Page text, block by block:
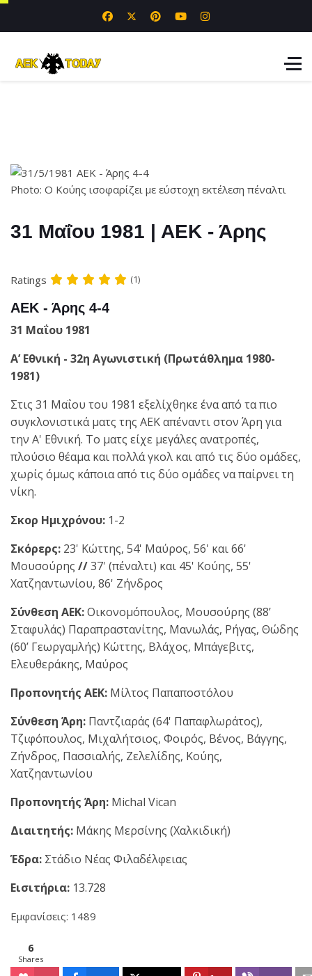
Photo: Ο Κούης ισοφαρίζει με εύστοχη εκτέλεση πέναλτι
31 Μαΐου 1981 | ΑΕΚ - Άρης
Ratings (1)
ΑΕΚ - Άρης 4-4
31 Μαΐου 1981
A’ Εθνική - 32η Αγωνιστική (Πρωτάθλημα 1980-
1981)
Στις 31 Μαΐου του 1981 εξελίχθηκε ένα από τα πιο
συγκλονιστικά ματς της ΑΕΚ απέναντι στον Άρη για
την Α' Εθνική. Το ματς είχε μεγάλες ανατροπές,
πλούσιο θέαμα και πολλά γκολ και από τις δύο ομάδες,
χωρίς όμως κάποια από τις δύο ομάδες να παίρνει τη
νίκη.
Σκορ Ημιχρόνου: 1-2
Σκόρερς: 23' Κώττης, 54' Μαύρος, 56' και 66'
Μουσούρης //37' (πέναλτι) και 45' Κούης, 55'
Χατζηαντωνίου, 86' Ζήνδρος
Σύνθεση ΑΕΚ:Οικονομόπουλος, Μουσούρης (88’
Σταφυλάς) Παραπραστανίτης, Μανωλάς, Ρήγας, Θώδης
(60’ Γεωργαμλής) Κώττης, Βλάχος, Μπάγεβιτς,
Ελευθεράκης, Μαύρος
Προπονητής ΑΕΚ: Μίλτος Παπαποστόλου
Σύνθεση Άρη: Παντζιαράς (64' Παπαφλωράτος),
Τζιφόπουλος, Μιχαλήτσιος, Φοιρός, Βένος, Βάγγης,
Ζήνδρος, Πασσιαλής, Ζελελίδης, Κούης,
Χατζηαντωνίου
Προπονητής Άρη: Michal Vican
Διαιτητής: Μάκης Μερσίνης (Χαλκιδική)
Έδρα: Στάδιο Νέας Φιλαδέλφειας
Εισιτήρια: 13.728
Εμφανίσεις: 1489
6
Shares